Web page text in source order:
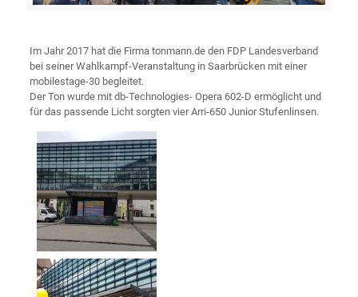
Im Jahr 2017 hat die Firma tonmann.de den FDP Landesverband
bei seiner Wahlkampf-Veranstaltung in Saarbrücken mit einer
mobilestage-30 begleitet.
Der Ton wurde mit db-Technologies- Opera 602-D ermöglicht und
für das passende Licht sorgten vier Arri-650 Junior Stufenlinsen.